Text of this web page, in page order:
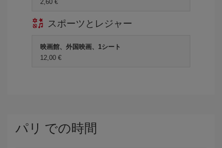
2,60 €
スポーツとレジャー
映画館、外国映画、1シート
12,00 €
パリ での時間